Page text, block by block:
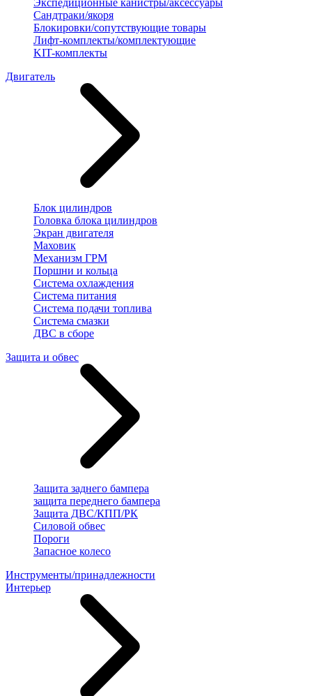
Экспедиционные канистры/аксессуары
Сандтраки/якоря
Блокировки/сопутствующие товары
Лифт-комплекты/комплектующие
KIT-комплекты
Двигатель
Блок цилиндров
Головка блока цилиндров
Экран двигателя
Маховик
Механизм ГРМ
Поршни и кольца
Система охлаждения
Система питания
Система подачи топлива
Система смазки
ДВС в сборе
Защита и обвес
Защита заднего бампера
защита переднего бампера
Защита ДВС/КПП/РК
Силовой обвес
Пороги
Запасное колесо
Инструменты/принадлежности
Интерьер